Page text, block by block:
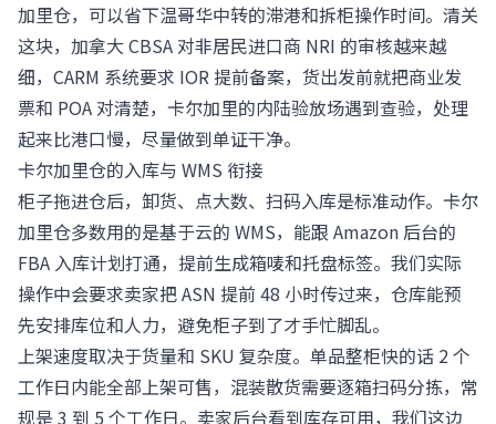
加里仓，可以省下温哥华中转的滞港和拆柜操作时间。清关
这块，加拿大 CBSA 对非居民进口商 NRI 的审核越来越
细，CARM 系统要求 IOR 提前备案，货出发前就把商业发
票和 POA 对清楚，卡尔加里的内陆验放场遇到查验，处理
起来比港口慢，尽量做到单证干净。
卡尔加里仓的入库与 WMS 衔接
柜子拖进仓后，卸货、点大数、扫码入库是标准动作。卡尔
加里仓多数用的是基于云的 WMS，能跟 Amazon 后台的
FBA 入库计划打通，提前生成箱唛和托盘标签。我们实际
操作中会要求卖家把 ASN 提前 48 小时传过来，仓库能预
先安排库位和人力，避免柜子到了才手忙脚乱。
上架速度取决于货量和 SKU 复杂度。单品整柜快的话 2 个
工作日内能全部上架可售，混装散货需要逐箱扫码分拣，常
规是 3 到 5 个工作日。卖家后台看到库存可用，我们这边